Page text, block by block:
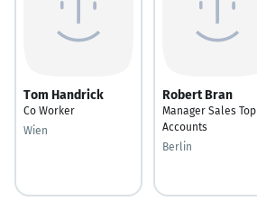
Tom Handrick
Co Worker
Wien
Robert Bran
Manager Sales Top
Accounts
Berlin